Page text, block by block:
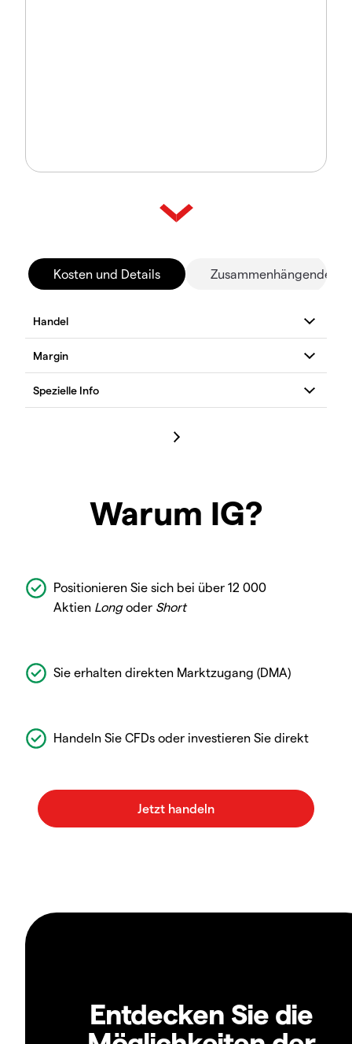
Kosten und Details Zusammenhängende
Warum IG?
Positionieren Sie sich bei über 12 000
Aktien Longoder Short
Sie erhalten direkten Marktzugang (DMA)
Handeln Sie CFDs oder investieren Sie direkt
Entdecken Sie die